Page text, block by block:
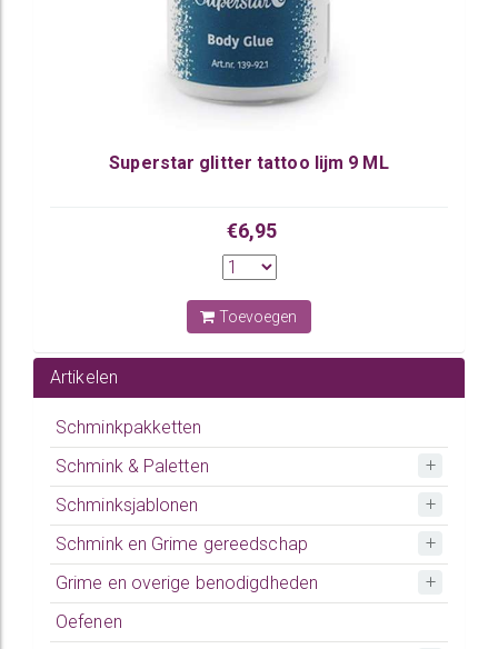
Superstar glitter tattoo lijm 9 ML
€6,95
Toevoegen
Artikelen
Schminkpakketten
Schmink & Paletten
Schminksjablonen
Schmink en Grime gereedschap
Grime en overige benodigdheden
Oefenen